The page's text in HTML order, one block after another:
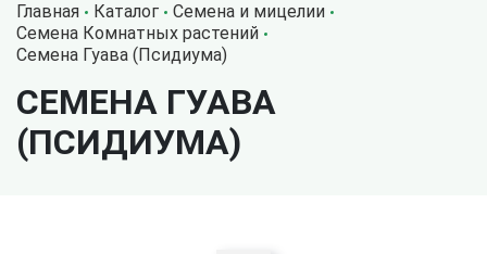
Главная Каталог
Семена и мицелии
Семена Комнатных растений
Семена Гуава (Псидиума)
СЕМЕНА ГУАВА
(ПСИДИУМА)